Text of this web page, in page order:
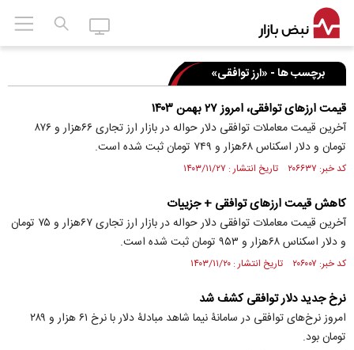
برچسب ها - «ارز توافقی»
قیمت ارز‌های توافقی، امروز ۲۷ بهمن ۱۴۰۳
آخرین قیمت معاملات توافقی دلار حواله در بازار ارز تجاری ۶۶هزار و ۸۷۶
تومان و دلار اسکناس ۶۸هزار و ۷۴۹ تومان ثبت شده است.
کد خبر: ۲۰۶۶۳۷ تاریخ انتشار : ۱۴۰۳/۱۱/۲۷
کاهش قیمت ارز‌های توافقی + جزییات
آخرین قیمت معاملات توافقی دلار حواله در بازار ارز تجاری ۶۷هزار و ۷۵ تومان
و دلار اسکناس ۶۸هزار و ۹۵۳ تومان ثبت شده است.
کد خبر: ۲۰۶۰۰۷ تاریخ انتشار : ۱۴۰۳/۱۱/۲۰
نرخ جدید دلار توافقی کشف شد
امروز نرخ‌های توافقی در سامانۀ نیما شاهد مبادلۀ دلار با نرخ ۶۱ هزار و ۲۸۹
تومان بود.